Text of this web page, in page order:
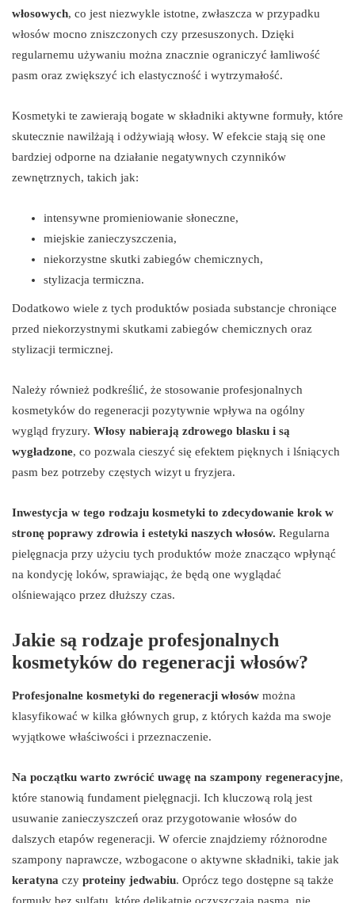
włosowych, co jest niezwykle istotne, zwłaszcza w przypadku
włosów mocno zniszczonych czy przesuszonych. Dzięki
regularnemu używaniu można znacznie ograniczyć łamliwość
pasm oraz zwiększyć ich elastyczność i wytrzymałość.
Kosmetyki te zawierają bogate w składniki aktywne formuły, które
skutecznie nawilżają i odżywiają włosy. W efekcie stają się one
bardziej odporne na działanie negatywnych czynników
zewnętrznych, takich jak:
intensywne promieniowanie słoneczne,
miejskie zanieczyszczenia,
niekorzystne skutki zabiegów chemicznych,
stylizacja termiczna.
Dodatkowo wiele z tych produktów posiada substancje chroniące
przed niekorzystnymi skutkami zabiegów chemicznych oraz
stylizacji termicznej.
Należy również podkreślić, że stosowanie profesjonalnych
kosmetyków do regeneracji pozytywnie wpływa na ogólny
wygląd fryzury. Włosy nabierają zdrowego blasku i są
wygładzone, co pozwala cieszyć się efektem pięknych i lśniących
pasm bez potrzeby częstych wizyt u fryzjera.
Inwestycja w tego rodzaju kosmetyki to zdecydowanie krok w
stronę poprawy zdrowia i estetyki naszych włosów. Regularna
pielęgnacja przy użyciu tych produktów może znacząco wpłynąć
na kondycję loków, sprawiając, że będą one wyglądać
olśniewająco przez dłuższy czas.
Jakie są rodzaje profesjonalnych
kosmetyków do regeneracji włosów?
Profesjonalne kosmetyki do regeneracji włosów można
klasyfikować w kilka głównych grup, z których każda ma swoje
wyjątkowe właściwości i przeznaczenie.
Na początku warto zwrócić uwagę na szampony regeneracyjne,
które stanowią fundament pielęgnacji. Ich kluczową rolą jest
usuwanie zanieczyszczeń oraz przygotowanie włosów do
dalszych etapów regeneracji. W ofercie znajdziemy różnorodne
szampony naprawcze, wzbogacone o aktywne składniki, takie jak
keratyna czy proteiny jedwabiu. Oprócz tego dostępne są także
formuły bez sulfatu, które delikatnie oczyszczają pasma, nie